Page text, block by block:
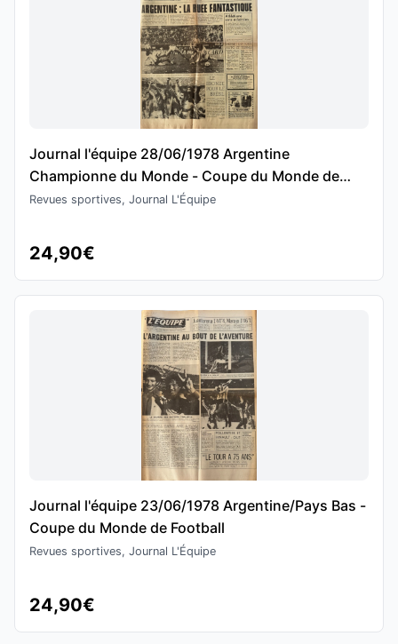
Journal l'équipe 28/06/1978 Argentine
Championne du Monde - Coupe du Monde de
Football
Revues sportives, Journal L'Équipe
24,90€
Journal l'équipe 23/06/1978 Argentine/Pays Bas -
Coupe du Monde de Football
Revues sportives, Journal L'Équipe
24,90€